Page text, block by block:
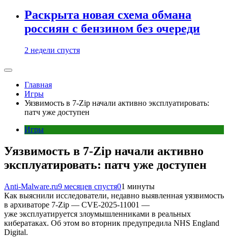
Раскрыта новая схема обмана
россиян с бензином без очереди
2 недели спустя
Главная
Игры
Уязвимость в 7-Zip начали активно эксплуатировать:
патч уже доступен
Игры
Уязвимость в 7-Zip начали активно
эксплуатировать: патч уже доступен
Anti-Malware.ru9 месяцев спустя01 минуты
Как выяснили исследователи, недавно выявленная уязвимость
в архиваторе 7-Zip — CVE-2025-11001 —
уже эксплуатируется злоумышленниками в реальных
кибератаках. Об этом во вторник предупредила NHS England
Digital.